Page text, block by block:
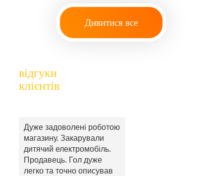
Дивитися все
відгуки
клієнтів
Дуже задоволені роботою
магазину. Закарували
дитячий електромобіль.
Продавець. Гол дуже
легко та точно описував